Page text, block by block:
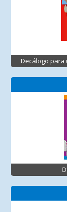
Decálogo